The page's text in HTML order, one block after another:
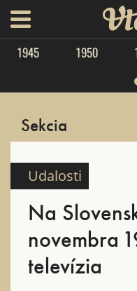
menu
1945 1950
Sekcia
Udalosti
Na
novembra
televízia